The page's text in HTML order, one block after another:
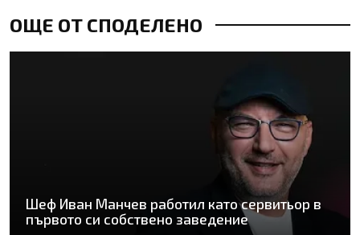
ОЩЕ ОТ СПОДЕЛЕНО
Шеф Иван Манчев работил като сервитьор в
първото си собствено заведение